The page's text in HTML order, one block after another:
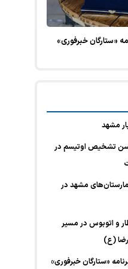
«ستارگان خبرفوری»
مشهد
سن تشخیص اوتیسم در
مشهد در
و اتوبوس در مسیر
رضا (ع)
«ستارگان خبرفوری»